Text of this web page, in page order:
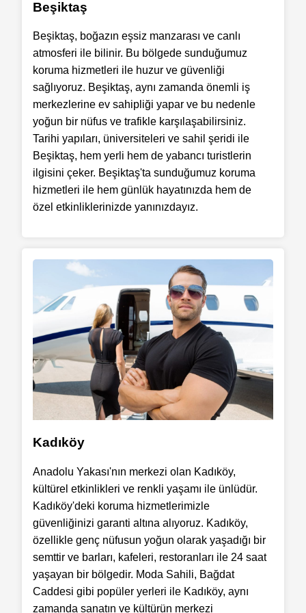
Beşiktaş
Beşiktaş, boğazın eşsiz manzarası ve canlı
atmosferi ile bilinir. Bu bölgede sunduğumuz
koruma hizmetleri ile huzur ve güvenliği
sağlıyoruz. Beşiktaş, aynı zamanda önemli iş
merkezlerine ev sahipliği yapar ve bu nedenle
yoğun bir nüfus ve trafikle karşılaşabilirsiniz.
Tarihi yapıları, üniversiteleri ve sahil şeridi ile
Beşiktaş, hem yerli hem de yabancı turistlerin
ilgisini çeker. Beşiktaş'ta sunduğumuz koruma
hizmetleri ile hem günlük hayatınızda hem de
özel etkinliklerinizde yanınızdayız.
Kadıköy
Anadolu Yakası'nın merkezi olan Kadıköy,
kültürel etkinlikleri ve renkli yaşamı ile ünlüdür.
Kadıköy'deki koruma hizmetlerimizle
güvenliğinizi garanti altına alıyoruz. Kadıköy,
özellikle genç nüfusun yoğun olarak yaşadığı bir
semttir ve barları, kafeleri, restoranları ile 24 saat
yaşayan bir bölgedir. Moda Sahili, Bağdat
Caddesi gibi popüler yerleri ile Kadıköy, aynı
zamanda sanatın ve kültürün merkezi